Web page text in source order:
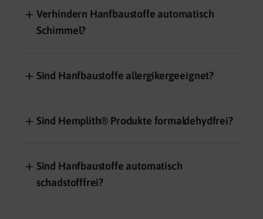
＋ Verhindern Hanfbaustoffe automatisch
Schimmel?
＋ Sind Hanfbaustoffe allergikergeeignet?
＋ Sind Hemplith® Produkte formaldehydfrei?
＋ Sind Hanfbaustoffe automatisch
schadstofffrei?